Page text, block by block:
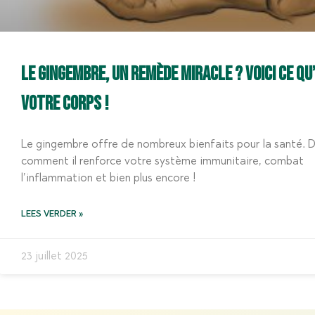
Le gingembre, un remède miracle ? Voici ce
votre corps !
Le gingembre offre de nombreux bienfaits pour la santé.
comment il renforce votre système immunitaire, combat
l’inflammation et bien plus encore !
LEES VERDER »
23 juillet 2025